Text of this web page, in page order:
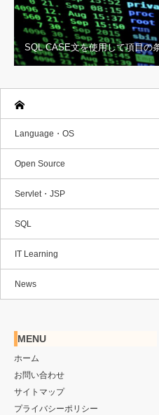
SQL CASE文を使用して項目の
Language・OS
Open Source
Servlet・JSP
SQL
IT Learning
News
MENU
ホーム
お問い合わせ
サイトマップ
プライバシーポリシー